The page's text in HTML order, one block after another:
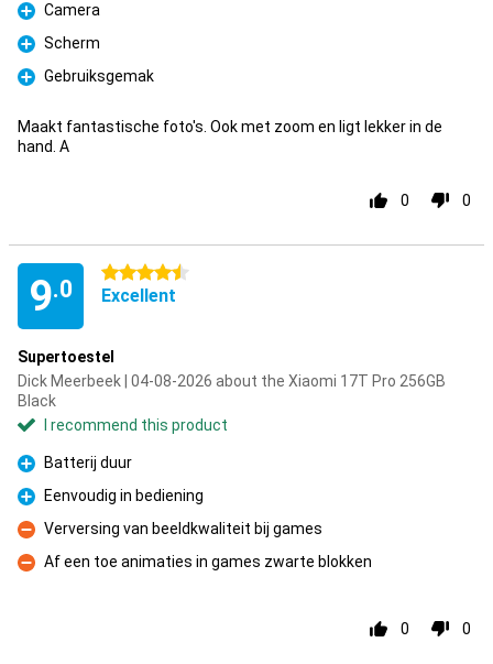
Pro
Camera
Pro
Scherm
Pro
Gebruiksgemak
Maakt fantastische foto's. Ook met zoom en ligt lekker in de
hand. A
0 0
9.0
4.5 stars
Excellent
Supertoestel
Dick Meerbeek | 04-08-2026 about the Xiaomi 17T Pro 256GB
Black
I recommend this product
Pro
Batterij duur
Pro
Eenvoudig in bediening
Con
Verversing van beeldkwaliteit bij games
Con
Af een toe animaties in games zwarte blokken
0 0